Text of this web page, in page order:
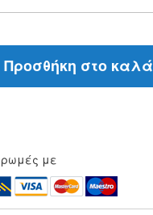
Προσθήκη στο
με